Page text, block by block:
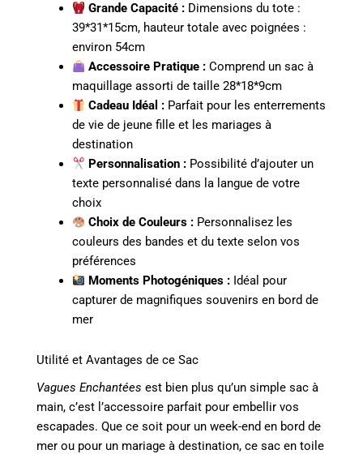
Grande Capacité : Dimensions du tote :
39*31*15cm, hauteur totale avec poignées :
environ 54cm
Accessoire Pratique : Comprend un sac à
maquillage assorti de taille 28*18*9cm
Cadeau Idéal : Parfait pour les enterrements
de vie de jeune fille et les mariages à
destination
Personnalisation : Possibilité d’ajouter un
texte personnalisé dans la langue de votre
choix
Choix de Couleurs : Personnalisez les
couleurs des bandes et du texte selon vos
préférences
Moments Photogéniques : Idéal pour
capturer de magnifiques souvenirs en bord de
mer
Utilité et Avantages de ce Sac
Vagues Enchantées est bien plus qu’un simple sac à
main, c’est l’accessoire parfait pour embellir vos
escapades. Que ce soit pour un week-end en bord de
mer ou pour un mariage à destination, ce sac en toile